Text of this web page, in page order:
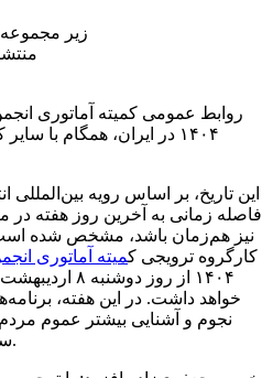
زیر
منتشر
روابط عمومی کمیته آماتوری
این تاریخ، بر اساس رویه بین‌المللی
فاصله زمانی به آخرین روز هفته در
نیز هم‌زمان باشد، مشخص شده
کارگروه ترویجی کمیته آماتوری
خواهد داشت. در این هفته،
نجوم و آشنایی بیشتر عموم
سراسر کشور برگزار خواهد شد.